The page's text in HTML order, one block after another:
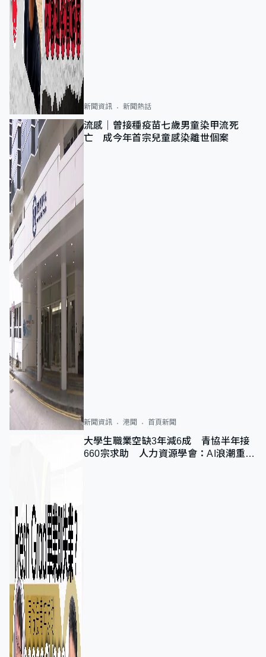
新聞資訊 新聞熱話
流感｜曾接種疫苗七歲男童染甲流死
亡 成今年首宗兒童感染離世個案
新聞資訊 港聞 首頁新聞
大學生職業空缺3年減6成 青協半年接
660宗求助 人力資源學會：AI浪潮重整